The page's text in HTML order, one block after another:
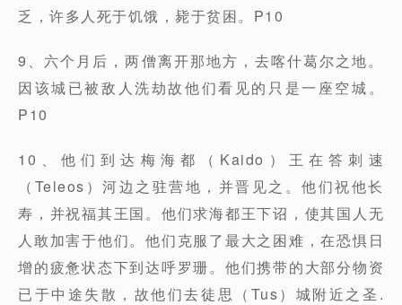
乏，许多人死于饥饿，毙于贫困。P10
9、六个月后，两僧离开那地方，去喀什葛尔之地。
因该城已被敌人洗劫故他们看见的只是一座空城。
P10
10、他们到达梅海都（Kaido）王在答刺速
（Teleos）河边之驻营地，并晋见之。他们祝他长
寿，并祝福其王国。他们求海都王下诏，使其国人无
人敢加害于他们。他们克服了最大之困难，在恐惧日
增的疲惫状态下到达呼罗珊。他们携带的大部分物资
已于中途失散，故他们去徒思（Tus）城附近之圣.